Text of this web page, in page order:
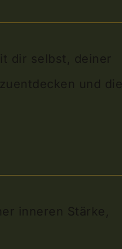
dir selbst, deiner
und die
inneren Stärke,